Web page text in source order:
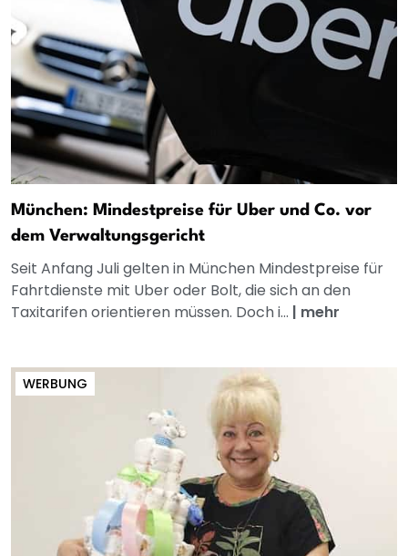
München: Mindestpreise für Uber und Co. vor
dem Verwaltungsgericht
Seit Anfang Juli gelten in München Mindestpreise für
Fahrtdienste mit Uber oder Bolt, die sich an den
Taxitarifen orientieren müssen. Doch i... | mehr
WERBUNG